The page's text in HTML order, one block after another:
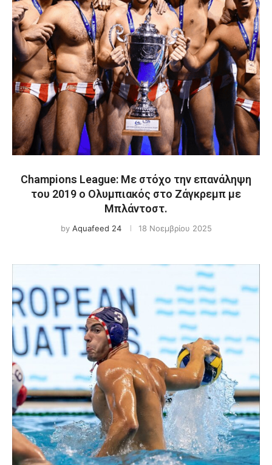
Champions League: Με στόχο την επανάληψη
του 2019 ο Ολυμπιακός στο Ζάγκρεμπ με
Μπλάντοστ.
by Aquafeed 24 18 Νοεμβρίου 2025